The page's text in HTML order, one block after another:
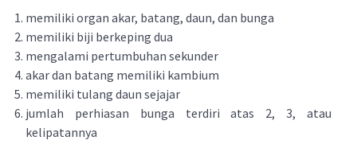
memiliki organ akar, batang, daun, dan bunga
memiliki biji berkeping dua
mengalami pertumbuhan sekunder
akar dan batang memiliki kambium
memiliki tulang daun sejajar
jumlah perhiasan bunga terdiri atas 2, 3, atau
kelipatannya